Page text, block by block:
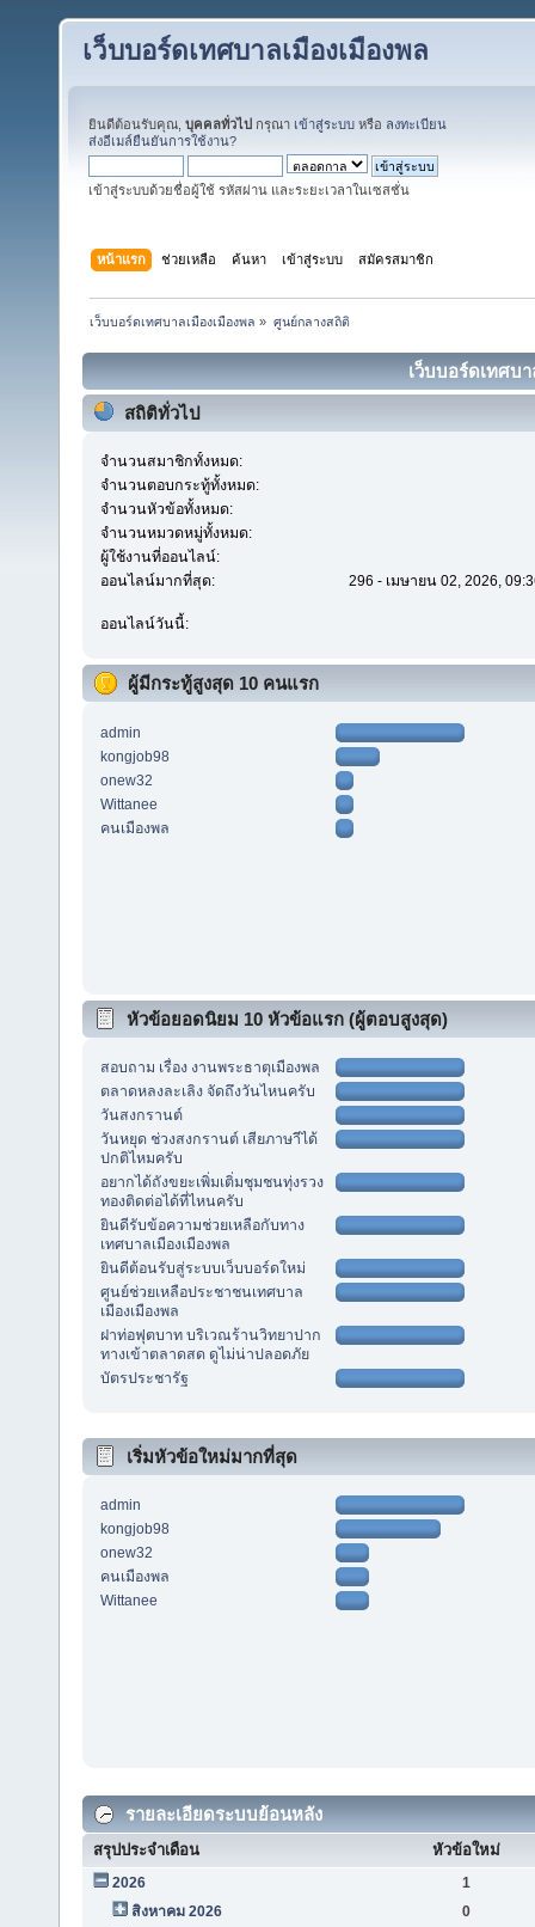
เว็บบอร์ดเทศบาลเมืองเมืองพล
ยินดีต้อนรับคุณ, บุคคลทั่วไป กรุณา เข้าสู่ระบบ หรือ ลงทะเบียน
ส่งอีเมล์ยืนยันการใช้งาน?
เข้าสู่ระบบด้วยชื่อผู้ใช้ รหัสผ่าน และระยะเวลาในเซสชั่น
หน้าแรก ช่วยเหลือ ค้นหา เข้าสู่ระบบ สมัครสมาชิก
เว็บบอร์ดเทศบาลเมืองเมืองพล » ศูนย์กลางสถิติ
เว็บบอร์ดเทศบ
สถิติทั่วไป
จำนวนสมาชิกทั้งหมด:
จำนวนตอบกระทู้ทั้งหมด:
จำนวนหัวข้อทั้งหมด:
จำนวนหมวดหมู่ทั้งหมด:
ผู้ใช้งานที่ออนไลน์:
ออนไลน์มากที่สุด:
296 - เมษายน 02, 2026,
ออนไลน์วันนี้:
ผู้มีกระทู้สูงสุด 10 คนแรก
admin
kongjob98
onew32
Wittanee
คนเมืองพล
หัวข้อยอดนิยม 10 หัวข้อแรก (ผู้ตอบสูงสุด)
สอบถาม เรื่อง งานพระธาตุเมืองพล
ตลาดหลงละเลิง จัดถึงวันไหนครับ
วันสงกรานต์
วันหยุด ช่วงสงกรานต์ เสียภาษาีได้
ปกติไหมครับ
อยากได้ถังขยะเพิ่มเติ่มชุมชนทุ่งรวง
ทองติดต่อได้ที่ไหนครับ
ยินดีรับข้อความช่วยเหลือกับทาง
เทศบาลเมืองเมืองพล
ยินดีต้อนรับสู่ระบบเว็บบอร์ดใหม่
ศูนย์ช่วยเหลือประชาชนเทศบาล
เมืองเมืองพล
ฝาท่อฟุตบาท บริเวณร้านวิทยาปาก
ทางเข้าตลาดสด ดูไม่น่าปลอดภัย
บัตรประชารัฐ
เริ่มหัวข้อใหม่มากที่สุด
admin
kongjob98
onew32
คนเมืองพล
Wittanee
รายละเอียดระบบย้อนหลัง
สรุปประจำเดือน หัวข้อใหม่
2026
1
สิงหาคม 2026
0